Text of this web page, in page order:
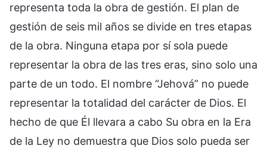
representa toda la obra de gestión. El plan de
gestión de seis mil años se divide en tres etapas
de la obra. Ninguna etapa por sí sola puede
representar la obra de las tres eras, sino solo una
parte de un todo. El nombre “Jehová” no puede
representar la totalidad del carácter de Dios. El
hecho de que Él llevara a cabo Su obra en la Era
de la Ley no demuestra que Dios solo pueda ser